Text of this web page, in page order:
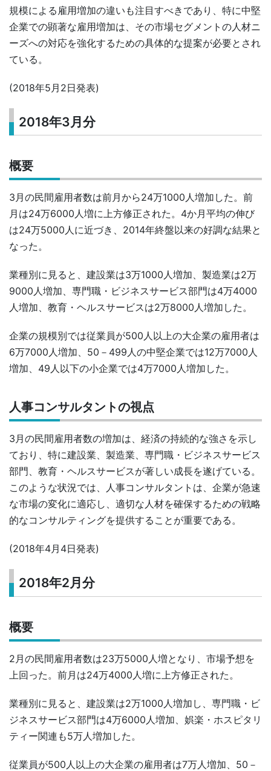
規模による雇用増加の違いも注目すべきであり、特に中堅
企業での顕著な雇用増加は、その市場セグメントの人材ニ
ーズへの対応を強化するための具体的な提案が必要とされ
ている。
(2018年5月2日発表)
2018年3月分
概要
3月の民間雇用者数は前月から24万1000人増加した。前
月は24万6000人増に上方修正された。4か月平均の伸び
は24万5000人に近づき、2014年終盤以来の好調な結果と
なった。
業種別に見ると、建設業は3万1000人増加、製造業は2万
9000人増加、専門職・ビジネスサービス部門は4万4000
人増加、教育・ヘルスサービスは2万8000人増加した。
企業の規模別では従業員が500人以上の大企業の雇用者は
6万7000人増加、50－499人の中堅企業では12万7000人
増加、49人以下の小企業では4万7000人増加した。
人事コンサルタントの視点
3月の民間雇用者数の増加は、経済の持続的な強さを示し
ており、特に建設業、製造業、専門職・ビジネスサービス
部門、教育・ヘルスサービスが著しい成長を遂げている。
このような状況では、人事コンサルタントは、企業が急速
な市場の変化に適応し、適切な人材を確保するための戦略
的なコンサルティングを提供することが重要である。
(2018年4月4日発表)
2018年2月分
概要
2月の民間雇用者数は23万5000人増となり、市場予想を
上回った。前月は24万4000人増に上方修正された。
業種別に見ると、建設業は2万1000人増加し、専門職・ビ
ジネスサービス部門は4万6000人増加、娯楽・ホスピタリ
ティー関連も5万人増加した。
従業員が500人以上の大企業の雇用者は7万人増加、50－